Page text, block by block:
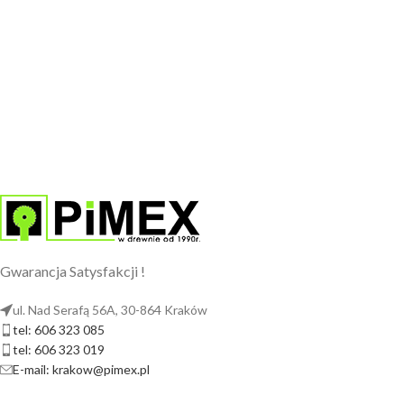
Gwarancja Satysfakcji !
ul. Nad Serafą 56A, 30-864 Kraków
tel: 606 323 085
tel: 606 323 019
E-mail: krakow@pimex.pl